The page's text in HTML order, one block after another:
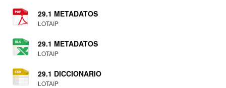
29.1 METADATOS
LOTAIP
29.1 METADATOS
LOTAIP
29.1 DICCIONARIO
LOTAIP